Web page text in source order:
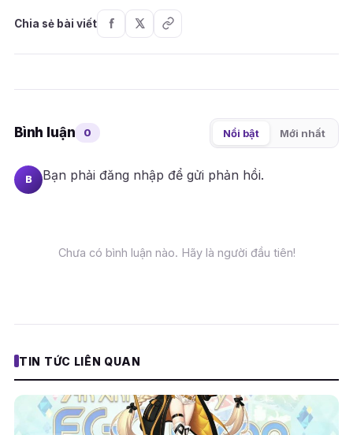
Chia sẻ bài viết
Bình luận 0 Nổi bật Mới nhất
B Bạn phải đăng nhập để gửi phản hồi.
Chưa có bình luận nào. Hãy là người đầu tiên!
TIN TỨC LIÊN QUAN